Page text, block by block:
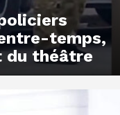
temps,
du théâtre